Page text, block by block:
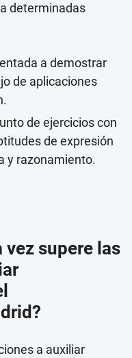
determinadas
a demostrar
de aplicaciones
de ejercicios con
de expresión
y razonamiento.
vez supere las
a auxiliar